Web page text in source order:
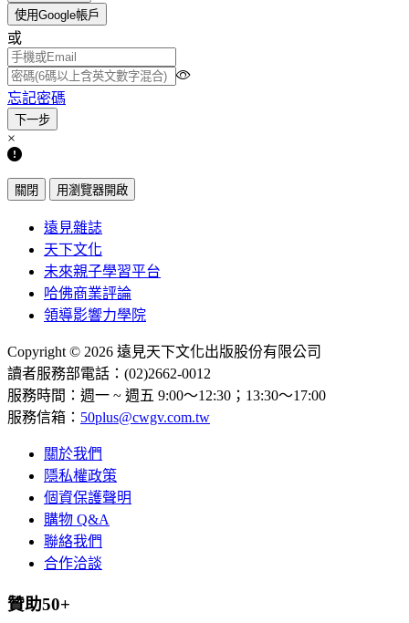
使用Google帳戶
或
忘記密碼
×
關閉 用瀏覽器開啟
遠見雜誌
天下文化
未來親子學習平台
哈佛商業評論
領導影響力學院
Copyright © 2026 遠見天下文化出版股份有限公司
讀者服務部電話：(02)2662-0012
服務時間：週一 ~ 週五 9:00～12:30；13:30～17:00
服務信箱： 50plus@cwgv.com.tw
關於我們
隱私權政策
個資保護聲明
購物 Q&A
聯絡我們
合作洽談
贊助50+